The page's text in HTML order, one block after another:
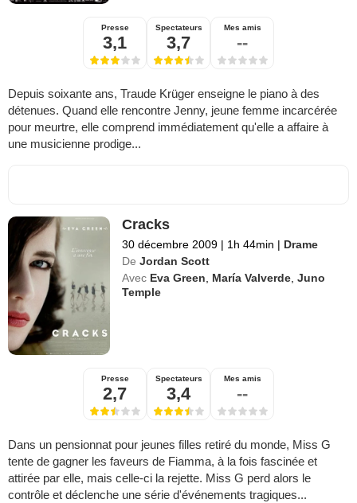
Presse
3,1
Spectateurs
3,7
Mes amis
--
Depuis soixante ans, Traude Krüger enseigne le piano à des
détenues. Quand elle rencontre Jenny, jeune femme incarcérée
pour meurtre, elle comprend immédiatement qu'elle a affaire à
une musicienne prodige...
Cracks
30 décembre 2009 | 1h 44min | Drame
De Jordan Scott
Avec Eva Green, María Valverde,Juno
Temple
Presse
2,7
Spectateurs
3,4
Mes amis
--
Dans un pensionnat pour jeunes filles retiré du monde, Miss G
tente de gagner les faveurs de Fiamma, à la fois fascinée et
attirée par elle, mais celle-ci la rejette. Miss G perd alors le
contrôle et déclenche une série d'événements tragiques...